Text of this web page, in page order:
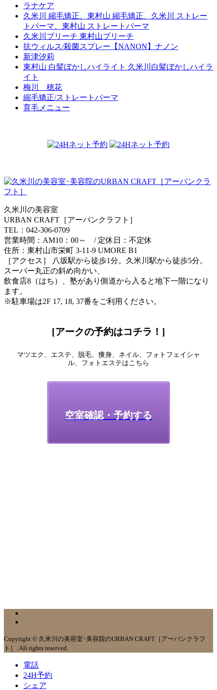
ラナケア
久米川 縮毛矯正、東村山 縮毛矯正、久米川 ストレー
トパーマ、東村山 ストレートパーマ
久米川ブリーチ 東村山ブリーチ
抗ウィルス/殺菌スプレー【NANON】ナノン
新津汐莉
東村山 白髪ぼかしハイライト 久米川白髪ぼかしハイラ
イト
梅川 穂花
縮毛矯正/ストレートパーマ
育毛メニュー
久米川の美容室
URBAN CRAFT［アーバンクラフト］
TEL：042-306-0709
営業時間：AM10：00～ / 定休日：不定休
住所：東村山市栄町 3-11-9 UMORE B1
［アクセス］ 八坂駅から徒歩1分。久米川駅から徒歩5分。
スーパー丸正の斜め向かい、
飲食店8（はち）、塾があり側道から入ると地下一階になり
ます。
※駐車場は2F 17, 18, 37番をご利用ください。
[アークの予約はコチラ！]
マツエク、エステ、脱毛、痩身、ネイル、フォトフェイシャ
ル、フォトエステはこちら
空室確認・予約する
Copyright © 久米川の美容室･美容院のURBAN CRAFT［アーバンクラフ
ト］. All rights reserved.
電話
24H予約
シェア